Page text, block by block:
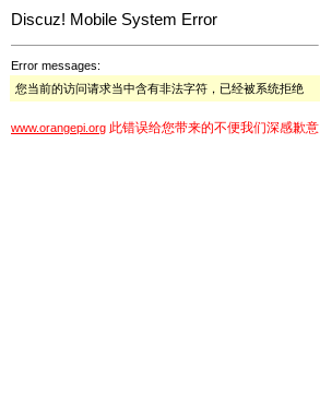
Discuz! Mobile System Error
Error messages:
您当前的访问请求当中含有非法字符，已经被系统拒绝
www.orangepi.org 此错误给您带来的不便我们深感歉意